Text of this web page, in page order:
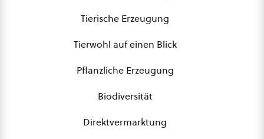
Tierische Erzeugung
Tierwohl auf einen Blick
Pflanzliche Erzeugung
Biodiversität
Direktvermarktung